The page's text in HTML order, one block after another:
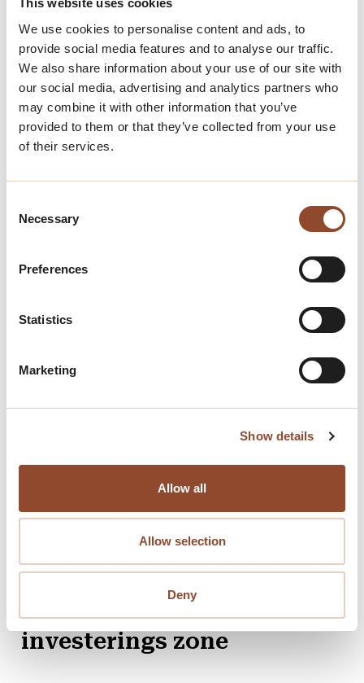
This website uses cookies
We use cookies to personalise content and ads, to
provide social media features and to analyse our traffic.
We also share information about your use of our site with
our social media, advertising and analytics partners who
may combine it with other information that you’ve
provided to them or that they’ve collected from your use
of their services.
Selection
Necessary
Preferences
Statistics
Marketing
Show details
Allow all
Allow selection
Deny
Collectieve Beveiliging
Gebiedspromotie
Projecten op het gebied
van veiligheid, schoon
en heel
Een
BedrijvenInvesteringsZone
Objectief Management kan
Projecten metbedrijven
investerings zone